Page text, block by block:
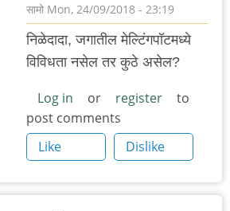
सामो Mon, 24/09/2018 - 23:19
In
reply
कुठाय
विविधता
by
Nile
निळेदादा, जगातील मेल्टिंगपॉटमध्ये
विविधता नसेल तर कुठे असेल?
Log in or register
to
post comments
Like
Dislike